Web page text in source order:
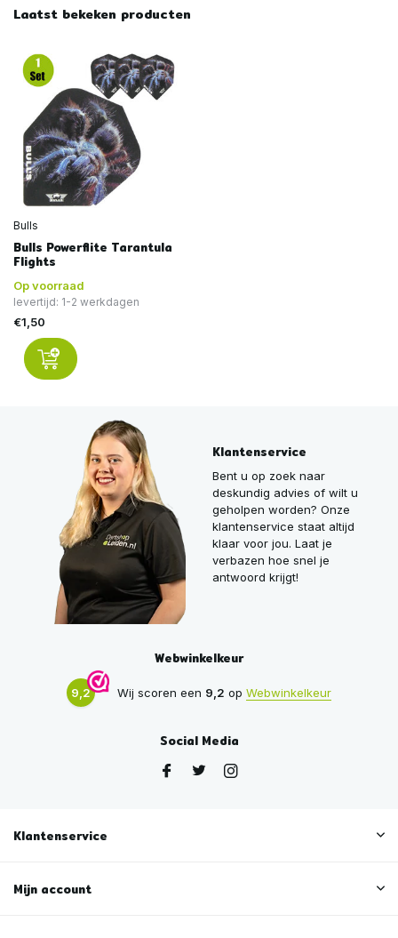
Laatst bekeken producten
Bulls
Bulls Powerflite Tarantula
Flights
Op voorraad
levertijd: 1-2 werkdagen
€1,50
Klantenservice
Bent u op zoek naar
deskundig advies of wilt u
geholpen worden? Onze
klantenservice staat altijd
klaar voor jou. Laat je
verbazen hoe snel je
antwoord krijgt!
Webwinkelkeur
9,2 Wij scoren een 9,2 op Webwinkelkeur
Social Media
Klantenservice
Mijn account